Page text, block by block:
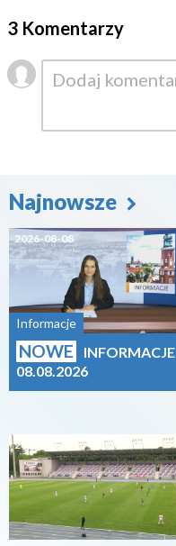
3 Komentarzy
Najnowsze
2026-08-08
Informacje
NOWE
INFORMACJE
08.08.2026
2026-08-07